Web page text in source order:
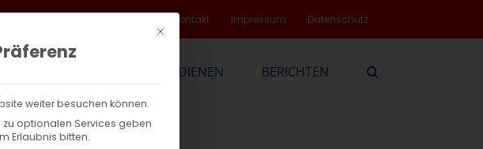
Kontakt Impressum Datenschutz
DIENEN BERICHTEN
Mit diesem Button wird der Dialog geschlossen. Seine
weiter besuchen können.
zu optionalen Services geben
Erlaubnis bitten.